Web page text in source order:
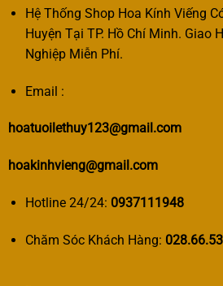
Hệ Thống Shop Hoa Kính Viếng
Huyện Tại TP. Hồ Chí Minh. Giao
Nghiệp Miễn Phí.
Email :
hoatuoilethuy123@gmail.com
hoakinhvieng@gmail.com
Hotline 24/24: 0937111948
Chăm Sóc Khách Hàng: